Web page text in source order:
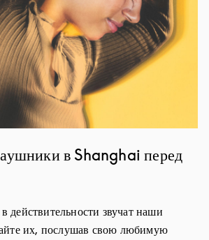
в Shanghai перед
действительности звучат наши
их, послушав свою любимую